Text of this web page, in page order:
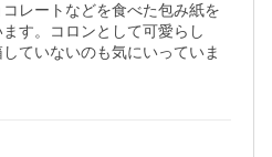
レートなどを食べた包み紙を
す。コロンとして可愛らし
ていないのも気にいっていま